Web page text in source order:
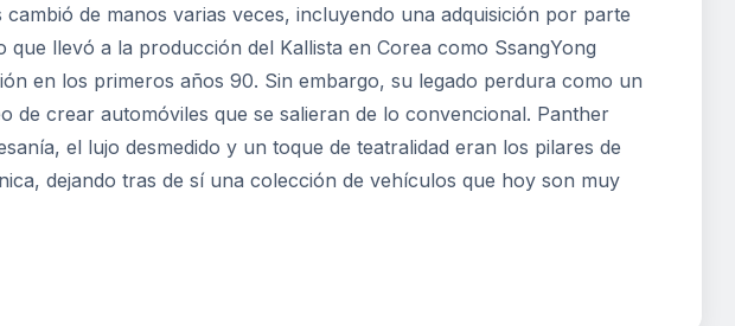
de manos varias veces, incluyendo una adquisición por parte
llevó a la producción del Kallista en Corea como SsangYong
en los primeros años 90. Sin embargo, su legado perdura como un
de crear automóviles que se salieran de lo convencional. Panther
el lujo desmedido y un toque de teatralidad eran los pilares de
dejando tras de sí una colección de vehículos que hoy son muy